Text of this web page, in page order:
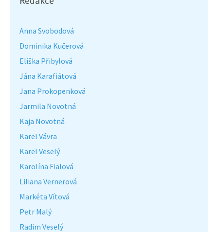
Anna Svobodová
Dominika Kučerová
Eliška Přibylová
Jána Karafiátová
Jana Prokopenková
Jarmila Novotná
Kaja Novotná
Karel Vávra
Karel Veselý
Karolína Fialová
Liliana Vernerová
Markéta Vítová
Petr Malý
Radim Veselý